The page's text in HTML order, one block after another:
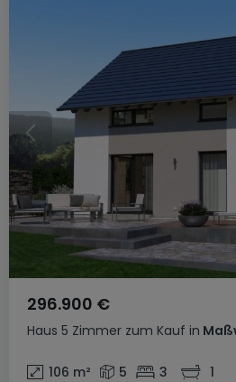
Haus 5 Zimmer zum Kauf in
296.900 €
106 m² 5 3 1